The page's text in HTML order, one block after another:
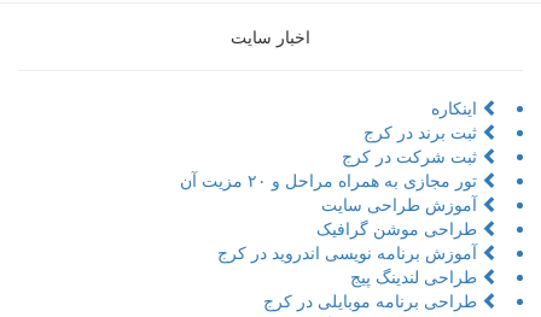
اخبار سایت
اینکاره
ثبت برند در کرج
ثبت شرکت در کرج
تور مجازی به همراه مراحل و ۲۰ مزیت آن
آموزش طراحی سایت
طراحی موشن گرافیک
آموزش برنامه نویسی اندروید در کرج
طراحی لندینگ پیج
طراحی برنامه موبایلی در کرج